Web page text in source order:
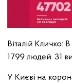
Віталій Кличко:
1799 людей. 31
У Києві на